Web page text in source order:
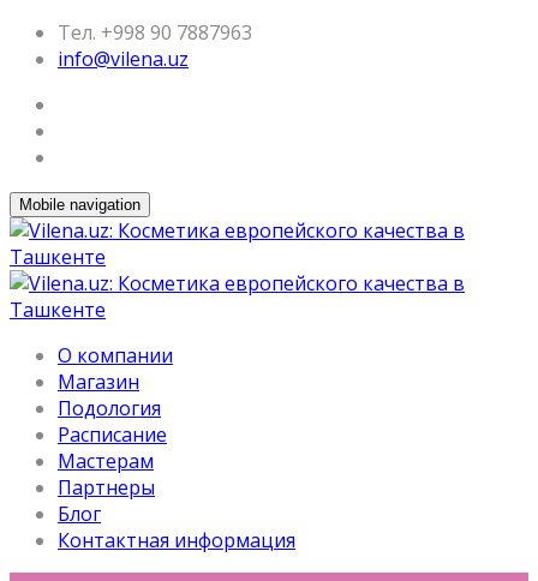
Тел. +998 90 7887963
info@vilena.uz
Mobile navigation
О компании
Магазин
Подология
Расписание
Мастерам
Партнеры
Блог
Контактная информация